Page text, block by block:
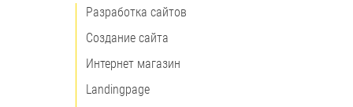
Разработка сайтов
Создание сайта
Интернет магазин
Landingpage